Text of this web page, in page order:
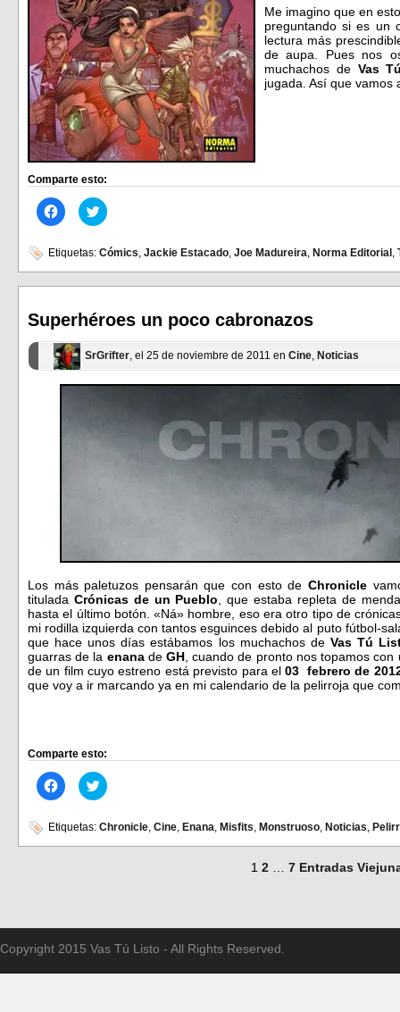
Me imagino que en
preguntando si es un
lectura más
de aupa. Pues nos
muchachos de Vas
jugada. Así que
Comparte esto:
Haz
clic
en
Facebook
(Se
abre
ventana
nueva)
Haz
clic
en
(Se
abre
ventana
nueva)
Etiquetas: Cómics, Jackie Estacado, Joe Madureira, Norma Editorial ,
Superhéroes un poco cabronazos
SrGrifter, el 25 de noviembre de 2011 en Cine, Noticias
Los más paletuzos pensarán que con esto de Chronicle
titulada Crónicas de un Pueblo , que estaba repleta de
hasta el último botón. «Ná» hombre, eso era otro tipo de
mi rodilla izquierda con tantos esguinces debido al puto fútbol-
que hace unos días estábamos los muchachos de Vas Tú
guarras de la enana deGH , cuando de pronto nos topamos
de un film cuyo estreno está previsto para el03 febrero de
que voy a ir marcando ya en mi calendario de la pelirroja que
Comparte esto:
Haz
clic
en
Facebook
(Se
Haz
clic
en
(Se
Etiquetas: Chronicle, Cine, Enana, Misfits, Monstruoso, Noticias,
1 2 7 Entradas
Copyright 2015 Vas Tú Listo - All Rights Reserved.